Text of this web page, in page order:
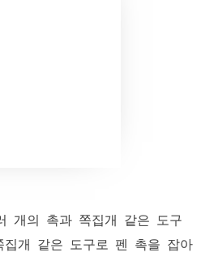
개의 촉과 쪽집개 같은 도구
집개 같은 도구로 펜 촉을 잡아